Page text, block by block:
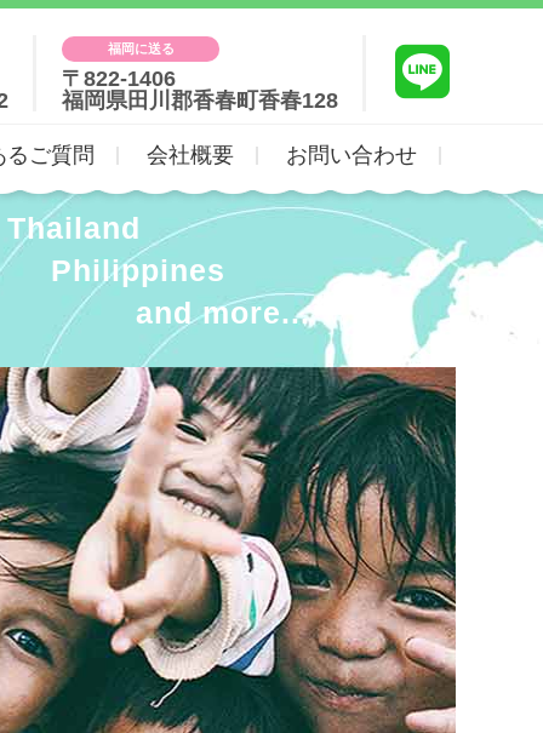
福岡に送る
〒822-1406
福岡県田川郡香春町香春128
るご質問 会社概要 お問い合わせ
Thailand
Philippines
and more...